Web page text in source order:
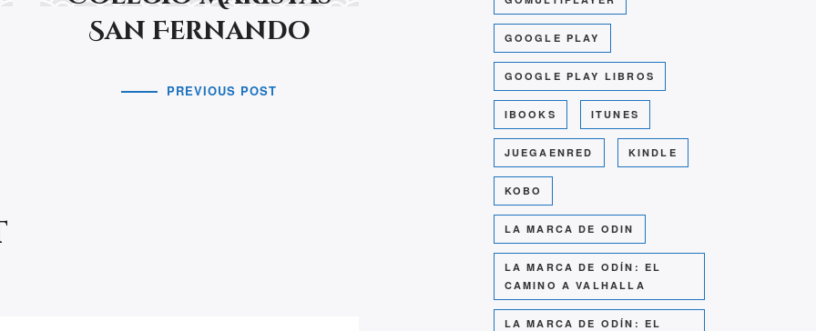
San Fernando
PREVIOUS POST
GOOGLE PLAY
GOOGLE PLAY LIBROS
IBOOKS ITUNES
JUEGAENRED KINDLE
KOBO
LA MARCA DE ODIN
LA MARCA DE ODÍN: EL
CAMINO A VALHALLA
LA MARCA DE ODÍN: EL